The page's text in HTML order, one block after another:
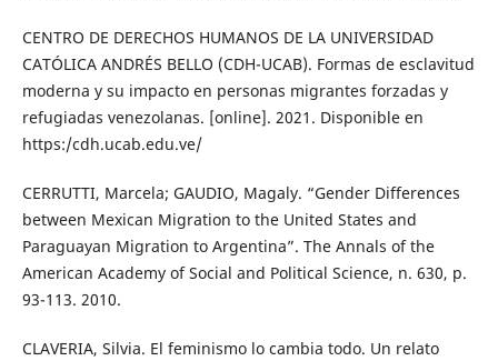
CENTRO DE DERECHOS HUMANOS DE LA UNIVERSIDAD
CATÓLICA ANDRÉS BELLO (CDH-UCAB). Formas de esclavitud
moderna y su impacto en personas migrantes forzadas y
refugiadas venezolanas. [online]. 2021. Disponible en
https:/cdh.ucab.edu.ve/
CERRUTTI, Marcela; GAUDIO, Magaly. “Gender Differences
between Mexican Migration to the United States and
Paraguayan Migration to Argentina”. The Annals of the
American Academy of Social and Political Science, n. 630, p.
93-113. 2010.
CLAVERIA, Silvia. El feminismo lo cambia todo. Un relato